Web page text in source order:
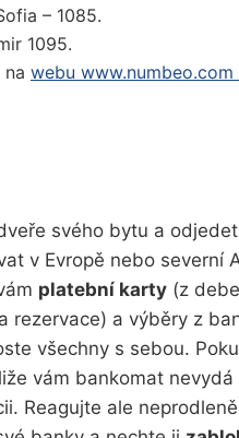
– 1085.
1095.
webu
svého bytu a
v Evropě nebo severní
platební karty (z
rezervace) a výběry z
všechny s sebou.
vám bankomat nevydá
Reagujte ale